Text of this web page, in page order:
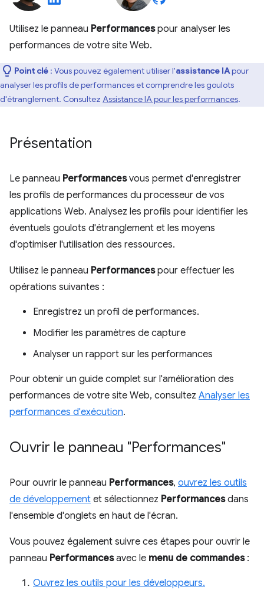
Utilisez le panneau Performancespour analyser les
performances de votre site Web.
Point clé : Vous pouvez également utiliser l'assistance IApour
analyser les profils de performances et comprendre les goulots
d'étranglement. Consultez Assistance IA pour les performances.
Présentation
Le panneau Performancesvous permet d'enregistrer
les profils de performances du processeur de vos
applications Web. Analysez les profils pour identifier les
éventuels goulots d'étranglement et les moyens
d'optimiser l'utilisation des ressources.
Utilisez le panneau Performancespour effectuer les
opérations suivantes :
Enregistrez un profil de performances.
Modifier les paramètres de capture
Analyser un rapport sur les performances
Pour obtenir un guide complet sur l'amélioration des
performances de votre site Web, consultez Analyser les
performances d'exécution.
Ouvrir le panneau "Performances"
Pour ouvrir le panneau Performances, ouvrez les outils
de développement et sélectionnez Performancesdans
l'ensemble d'onglets en haut de l'écran.
Vous pouvez également suivre ces étapes pour ouvrir le
panneau Performancesavec le menu de commandes:
Ouvrez les outils pour les développeurs.